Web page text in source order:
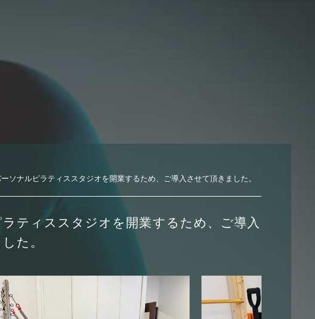
ソナルピラティススタジオを開業するため、ご導入させて頂きました。
ティススタジオを開業するため、ご導入
た。